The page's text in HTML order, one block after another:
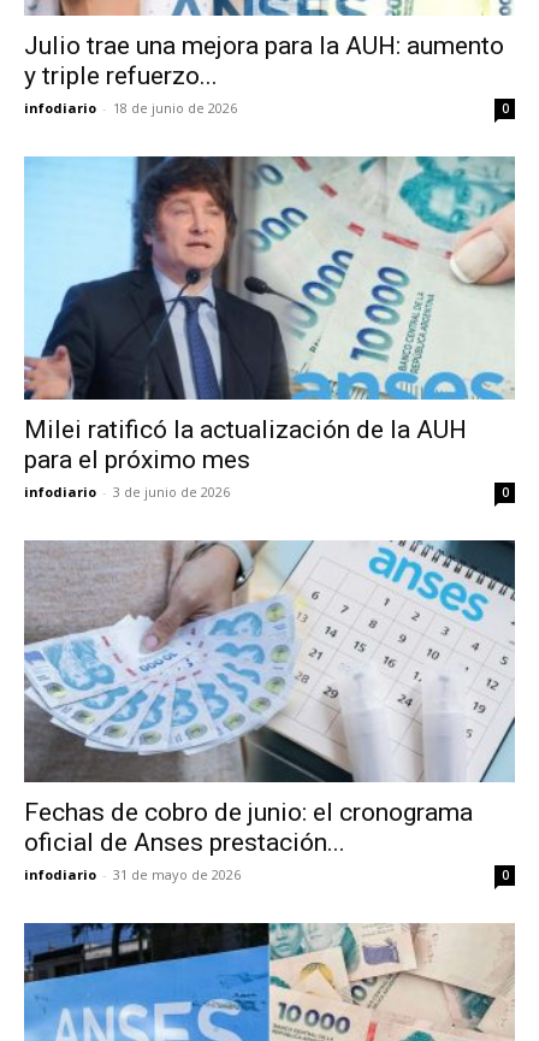
Julio trae una mejora para la AUH: aumento
y triple refuerzo...
infodiario - 18 de junio de 2026 0
Milei ratificó la actualización de la AUH
para el próximo mes
infodiario - 3 de junio de 2026 0
Fechas de cobro de junio: el cronograma
oficial de Anses prestación...
infodiario - 31 de mayo de 2026 0